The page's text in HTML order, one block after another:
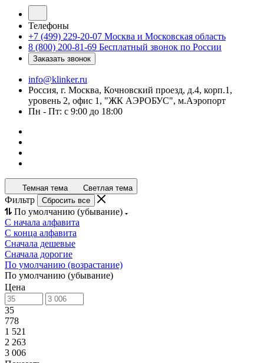
Телефоны
+7 (499) 229-20-07 Москва и Московская область
8 (800) 200-81-69 Бесплатный звонок по России
Заказать звонок
info@klinker.ru
Россия, г. Москва, Кочновский проезд, д.4, корп.1,
уровень 2, офис 1, "ЖК АЭРОБУС", м.Аэропорт
Пн - Пт: с 9:00 до 18:00
Темная тема Светлая тема
Фильтр Сбросить все
По умолчанию (убывание)
С начала алфавита
С конца алфавита
Сначала дешевые
Сначала дорогие
По умолчанию (возрастание)
По умолчанию (убывание)
Цена
35
778
1 521
2 263
3 006